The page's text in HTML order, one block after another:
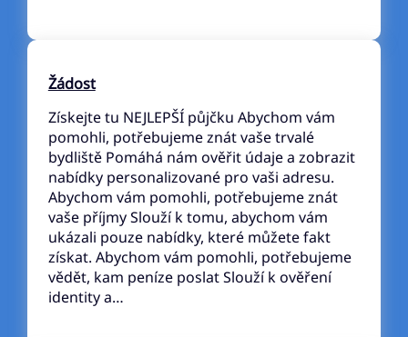
Žádost
Získejte tu NEJLEPŠÍ půjčku Abychom vám
pomohli, potřebujeme znát vaše trvalé
bydliště Pomáhá nám ověřit údaje a zobrazit
nabídky personalizované pro vaši adresu.
Abychom vám pomohli, potřebujeme znát
vaše příjmy Slouží k tomu, abychom vám
ukázali pouze nabídky, které můžete fakt
získat. Abychom vám pomohli, potřebujeme
vědět, kam peníze poslat Slouží k ověření
identity a…